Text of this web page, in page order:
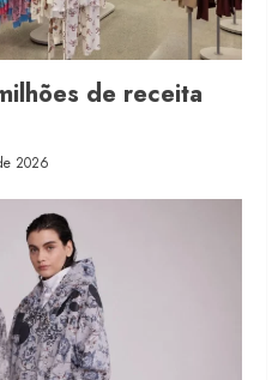
de receita
2026